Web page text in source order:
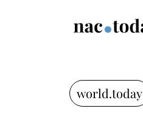
world.today